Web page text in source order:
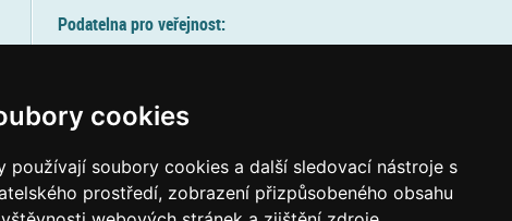
cookies
používají soubory cookies a další sledovací nástroje s
prostředí, zobrazení přizpůsobeného obsahu
Podatelna pro veřejnost:
(více informací
Elektronická podatelna: